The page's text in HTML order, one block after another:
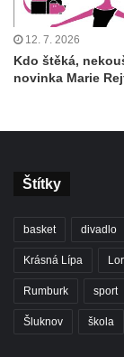
12. 7. 2026
Kdo štěká,
novinka Marie
Štítky
basket divadlo
Krásná Lípa
Rumburk sport
Šluknov škola